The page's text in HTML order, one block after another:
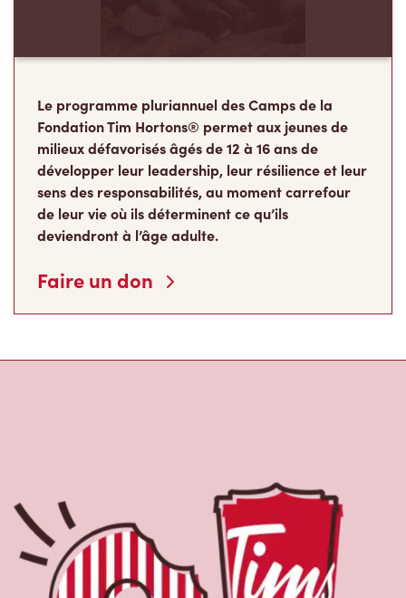
Le programme pluriannuel des Camps de la
Fondation Tim Hortons® permet aux jeunes de
milieux défavorisés âgés de 12 à 16 ans de
développer leur leadership, leur résilience et leur
sens des responsabilités, au moment carrefour
de leur vie où ils déterminent ce qu’ils
deviendront à l’âge adulte.
Faire un don